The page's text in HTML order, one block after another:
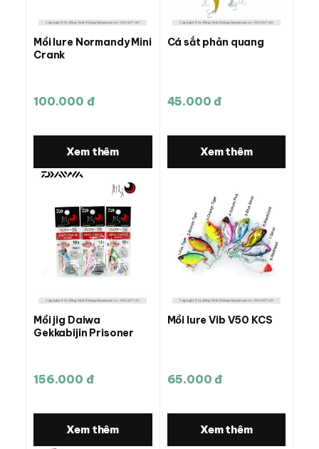
Mồi lure Normandy Mini
Crank
100.000 đ
Xem thêm
Cá sắt phản quang
45.000 đ
Xem thêm
Mồi jig Daiwa
Gekkabijin Prisoner
156.000 đ
Xem thêm
Mồi lure Vib V50 KCS
65.000 đ
Xem thêm